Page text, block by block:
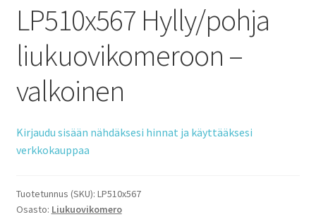
LP510x567 Hylly/pohja
liukuovikomeroon –
valkoinen
Kirjaudu sisään nähdäksesi hinnat ja käyttääksesi
verkkokauppaa
Tuotetunnus (SKU): LP510x567
Osasto: Liukuovikomero